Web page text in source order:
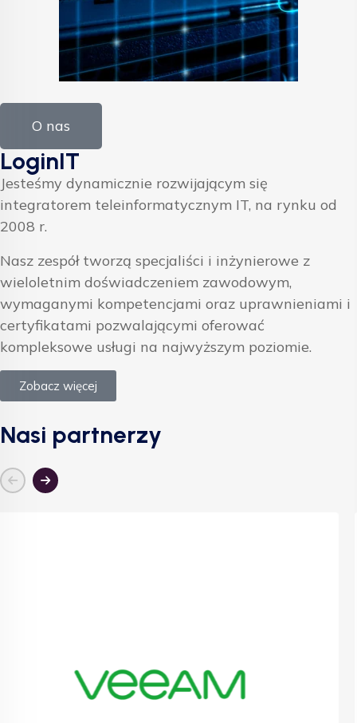
O nas
LoginIT
Jesteśmy dynamicznie rozwijającym się
integratorem teleinformatycznym IT, na rynku od
2008 r.
Nasz zespół tworzą specjaliści i inżynierowe z
wieloletnim doświadczeniem zawodowym,
wymaganymi kompetencjami oraz uprawnieniami i
certyfikatami pozwalającymi oferować
kompleksowe usługi na najwyższym poziomie.
Zobacz więcej
Nasi partnerzy